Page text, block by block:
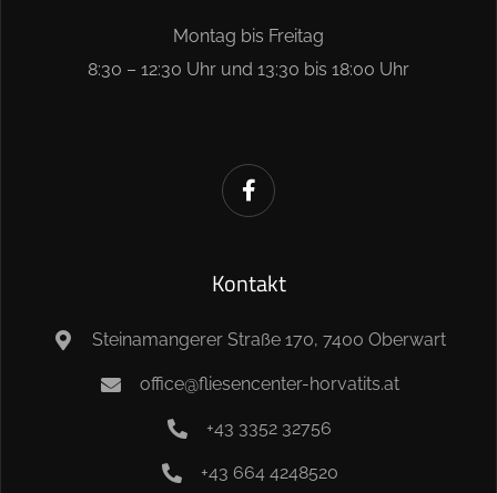
Montag bis Freitag
8:30 – 12:30 Uhr und 13:30 bis 18:00 Uhr
Kontakt
Steinamangerer Straße 170, 7400 Oberwart
office@fliesencenter-horvatits.at
+43 3352 32756
+43 664 4248520